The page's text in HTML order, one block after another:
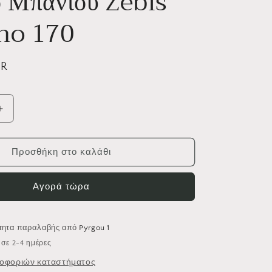
χ
ή 170
Αύξηση
Έπιπλο
Vulcano
Προσθήκη στο καλάθι
Αγορά τώρα
παραλαβής από Pyrgou 1
2-4 ημέρες
καταστήματος